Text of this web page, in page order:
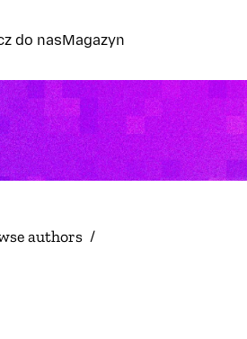
do nasMagazyn
authors /